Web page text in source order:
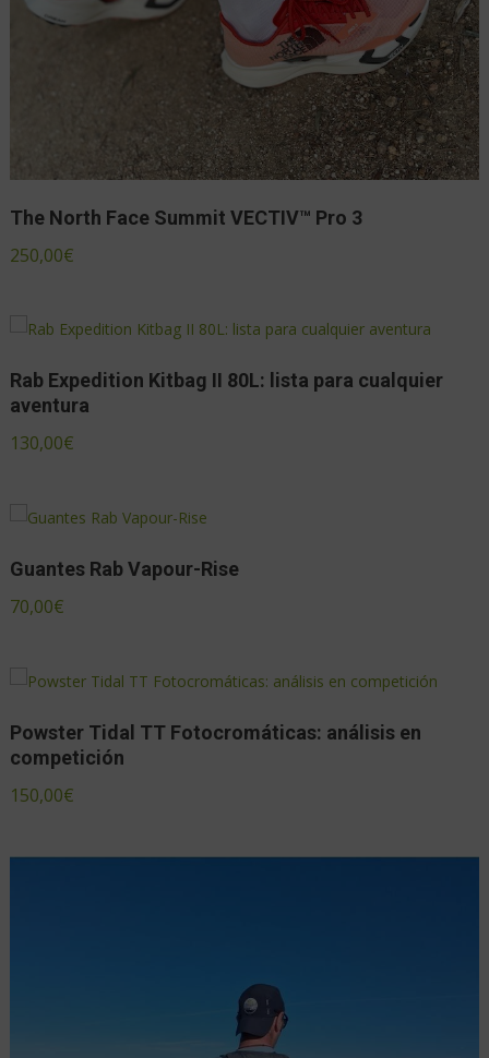
The North Face Summit VECTIV™ Pro 3
250,00€
Rab Expedition Kitbag II 80L: lista para cualquier
aventura
130,00€
Guantes Rab Vapour-Rise
70,00€
Powster Tidal TT Fotocromáticas: análisis en
competición
150,00€